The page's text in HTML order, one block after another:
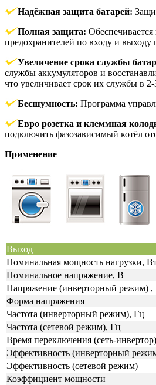
Надёжная защита батарей:
Полная защита:
предохранителей по входу и выходу
Увеличение срока службы
службы аккумуляторов и
что увеличивает срок их службы в 2-
Бесшумность: Программа
Евро розетка и клеммная
подключить фазозависимый котёл
Применение
Выход
Номинальная мощность нагрузки,
Номинальное напряжение, В
Напряжение (инверторный режим) ,
Форма напряжения
Частота (инверторный режим), Гц
Частота (сетевой режим), Гц
Время переключения (сеть-
Эффективность (инверторный
Эффективность (сетевой режим)
Коэффициент мощности